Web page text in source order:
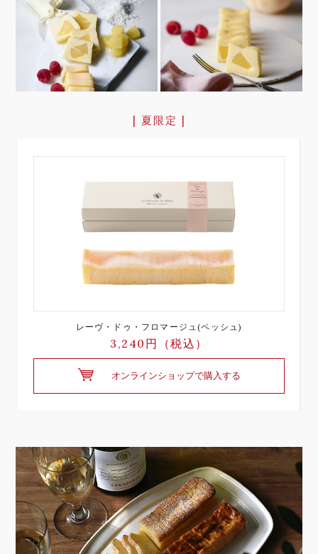
| 夏限定 |
レーヴ・ドゥ・フロマージュ(ペッシュ)
3,240円（税込）
オンラインショップで購入する